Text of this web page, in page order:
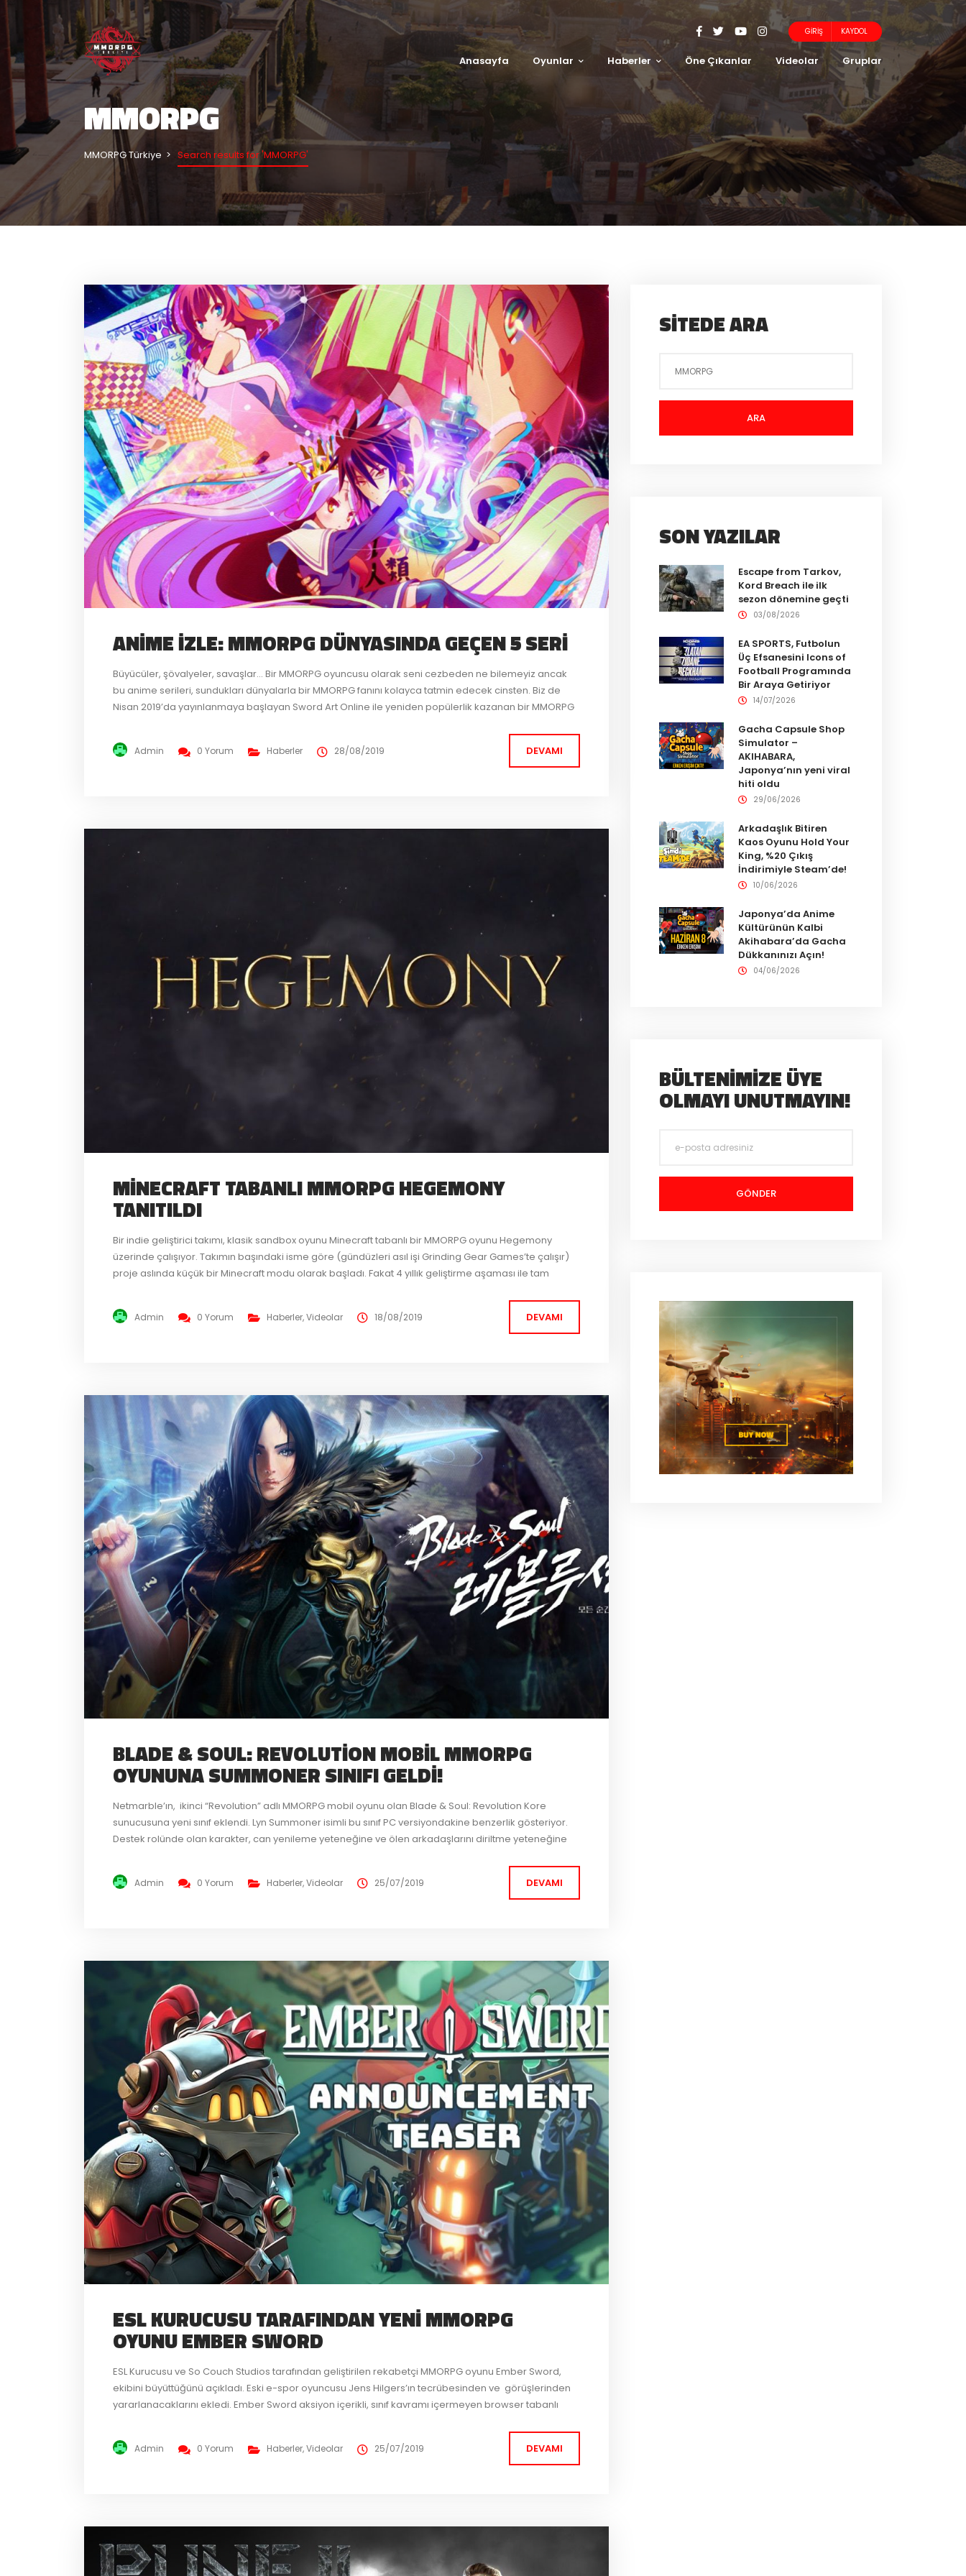
GIRIŞ KAYDOL
Anasayfa Oyunlar Haberler Öne Çıkanlar Videolar Gruplar
MMORPG
MMORPG Türkiye Search results for 'MMORPG'
ANIME İZLE: MMORPG DÜNYASINDA GEÇEN 5 SERI
Büyücüler, şövalyeler, savaşlar… Bir MMORPG oyuncusu olarak seni cezbeden ne bilemeyiz ancak
bu anime serileri, sundukları dünyalarla bir MMORPG fanını kolayca tatmin edecek cinsten. Biz de
Nisan 2019’da yayınlanmaya başlayan Sword Art Online ile yeniden popülerlik kazanan bir MMORPG
tanesini seçtik! Yeni bir seriye...
Admin 0 Yorum Haberler 28/08/2019 DEVAMI
MINECRAFT TABANLI MMORPG HEGEMONY
TANITILDI
Bir indie geliştirici takımı, klasik sandbox oyunu Minecraft tabanlı bir MMORPG oyunu Hegemony
üzerinde çalışıyor. Takımın başındaki isme göre (gündüzleri asıl işi Grinding Gear Games’te çalışır)
proje aslında küçük bir Minecraft modu olarak başladı. Fakat 4 yıllık geliştirme aşaması ile tam
Admin 0 Yorum Haberler,Videolar 18/08/2019 DEVAMI
BLADE & SOUL: REVOLUTION MOBIL MMORPG
OYUNUNA SUMMONER SINIFI GELDI!
Netmarble’ın, ikinci “Revolution” adlı MMORPG mobil oyunu olan Blade & Soul: Revolution Kore
sunucusuna yeni sınıf eklendi. Lyn Summoner isimli bu sınıf PC versiyondakine benzerlik gösteriyor.
Destek rolünde olan karakter, can yenileme yeteneğine ve ölen arkadaşlarını diriltme yeteneğine
Mart ayından bu yana...
Admin 0 Yorum Haberler,Videolar 25/07/2019 DEVAMI
ESL KURUCUSU TARAFINDAN YENI MMORPG
OYUNU EMBER SWORD
ESL Kurucusu ve So Couch Studios tarafından geliştirilen rekabetçi MMORPG oyunu Ember Sword,
ekibini büyüttüğünü açıkladı. Eski e-spor oyuncusu Jens Hilgers’ın tecrübesinden ve görüşlerinden
yararlanacaklarını ekledi. Ember Sword aksiyon içerikli, sınıf kavramı içermeyen browser tabanlı
dünyayı keşfedip silah ve zırh üretmek için değerli...
Admin 0 Yorum Haberler,Videolar 25/07/2019 DEVAMI
SITEDE ARA
ARA
SON YAZILAR
Escape from Tarkov,
Kord Breach ile ilk
sezon dönemine geçti
03/08/2026
EA SPORTS, Futbolun
Üç Efsanesini Icons of
Football Programında
Bir Araya Getiriyor
14/07/2026
Gacha Capsule Shop
Simulator –
AKIHABARA,
Japonya’nın yeni viral
hiti oldu
29/06/2026
Arkadaşlık Bitiren
Kaos Oyunu Hold Your
King, %20 Çıkış
İndirimiyle Steam’de!
10/06/2026
Japonya’da Anime
Kültürünün Kalbi
Akihabara’da Gacha
Dükkanınızı Açın!
04/06/2026
BÜLTENIMIZE ÜYE
OLMAYI UNUTMAYIN!